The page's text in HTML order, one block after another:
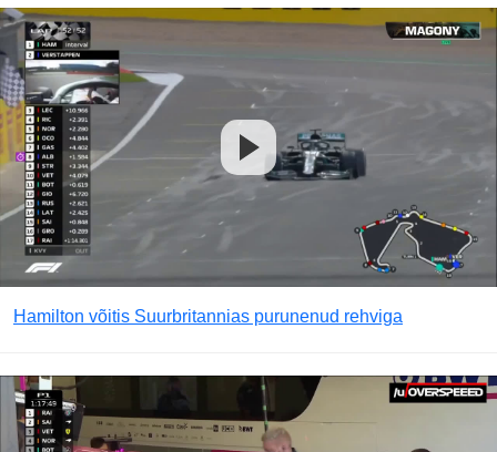
Hamilton võitis Suurbritannias purunenud rehviga